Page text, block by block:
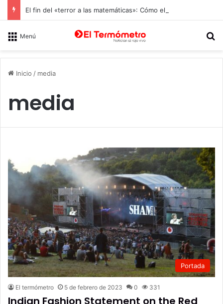
Menú
Inicio / media
media
Portada
El termómetro 5 de febrero de 2023 0 331
Indian Fashion Statement on the Red